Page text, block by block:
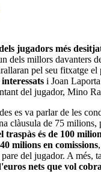
jugadors més
dels millors davanters
pel seu fitxatge
i Joan
del jugador, Mino
es va parlar de les
clàusula de 75 milions,
traspàs és de 100
40 milions en comissions
del jugador. A més,
nets que vol